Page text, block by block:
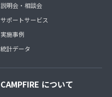
説明会・相談会
サポートサービス
実施事例
統計データ
CAMPFIRE について